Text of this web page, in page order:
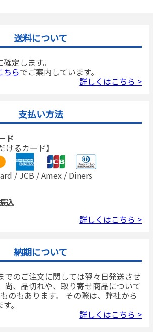
送料について
定します。
ちらでご案内しています。
詳しくはこちら >
支払い方法
ド
けるカード】
/ JCB / Amex / Diners
込
詳しくはこちら >
納期について
でのご注文に関しては翌々日発送させ
尚、品切れや、取り寄せ商品について
のもあります。 その際は、弊社から
。
詳しくはこちら >